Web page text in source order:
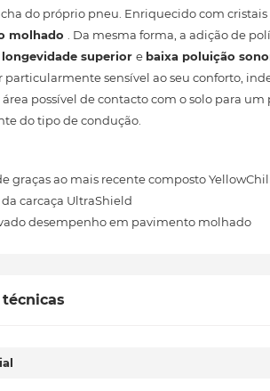
do próprio pneu. Enriquecido com
molhado
. Da mesma forma, a adição de
longevidade superior e baixa poluição
particularmente sensível ao seu conforto,
possível de contacto com o solo para um
do tipo de condução.
graças ao mais recente composto
carcaça UltraShield
desempenho em pavimento molhado